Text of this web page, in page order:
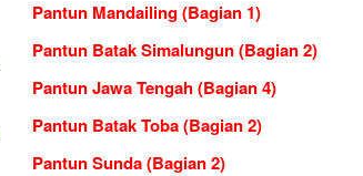
Pantun Mandailing (Bagian 1)
Pantun Batak Simalungun (Bagian 2)
Pantun Jawa Tengah (Bagian 4)
Pantun Batak Toba (Bagian 2)
Pantun Sunda (Bagian 2)